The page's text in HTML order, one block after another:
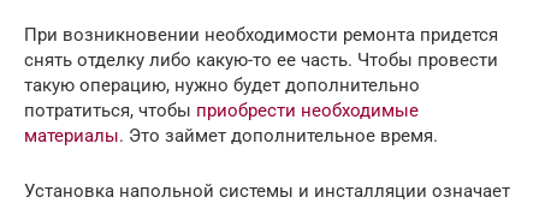
При возникновении необходимости ремонта придется
снять отделку либо какую-то ее часть. Чтобы провести
такую операцию, нужно будет дополнительно
потратиться, чтобы приобрести необходимые
материалы. Это займет дополнительное время.
Установка напольной системы и инсталляции означает